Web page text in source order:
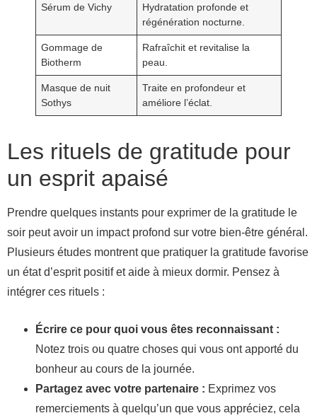
Sérum de Vichy
Hydratation profonde et
régénération nocturne.
Gommage de
Biotherm
Rafraîchit et revitalise la
peau.
Masque de nuit
Sothys
Traite en profondeur et
améliore l’éclat.
Les rituels de gratitude pour
un esprit apaisé
Prendre quelques instants pour exprimer de la gratitude le
soir peut avoir un impact profond sur votre bien-être général.
Plusieurs études montrent que pratiquer la gratitude favorise
un état d’esprit positif et aide à mieux dormir. Pensez à
intégrer ces rituels :
Écrire ce pour quoi vous êtes reconnaissant :
Notez trois ou quatre choses qui vous ont apporté du
bonheur au cours de la journée.
Partagez avec votre partenaire : Exprimez vos
remerciements à quelqu’un que vous appréciez, cela